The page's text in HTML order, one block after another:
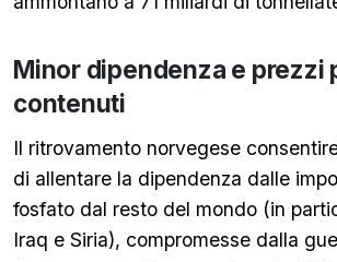
Minor dipendenza e prezzi
contenuti
Il ritrovamento norvegese
di allentare la dipendenza dalle
fosfato dal resto del mondo (in
Iraq e Siria), compromesse dalla